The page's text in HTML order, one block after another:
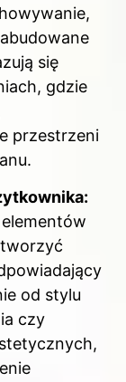
się
gdzie
przestrzeni
od stylu
czy